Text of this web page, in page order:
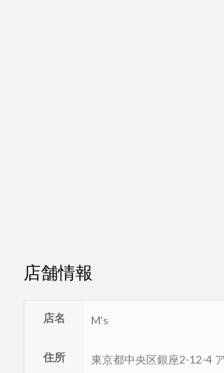
店舗情報
店名 M's
住所 東京都中央区銀座2-12-4